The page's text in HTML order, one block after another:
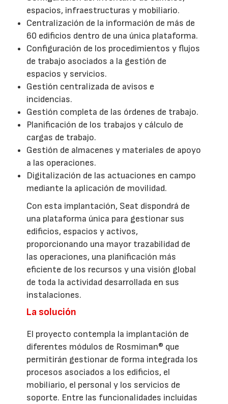
espacios, infraestructuras y mobiliario.
Centralización de la información de más de
60 edificios dentro de una única plataforma.
Configuración de los procedimientos y flujos
de trabajo asociados a la gestión de
espacios y servicios.
Gestión centralizada de avisos e
incidencias.
Gestión completa de las órdenes de trabajo.
Planificación de los trabajos y cálculo de
cargas de trabajo.
Gestión de almacenes y materiales de apoyo
a las operaciones.
Digitalización de las actuaciones en campo
mediante la aplicación de movilidad.
Con esta implantación, Seat dispondrá de
una plataforma única para gestionar sus
edificios, espacios y activos,
proporcionando una mayor trazabilidad de
las operaciones, una planificación más
eficiente de los recursos y una visión global
de toda la actividad desarrollada en sus
instalaciones.
La solución
El proyecto contempla la implantación de
diferentes módulos de Rosmiman® que
permitirán gestionar de forma integrada los
procesos asociados a los edificios, el
mobiliario, el personal y los servicios de
soporte. Entre las funcionalidades incluidas